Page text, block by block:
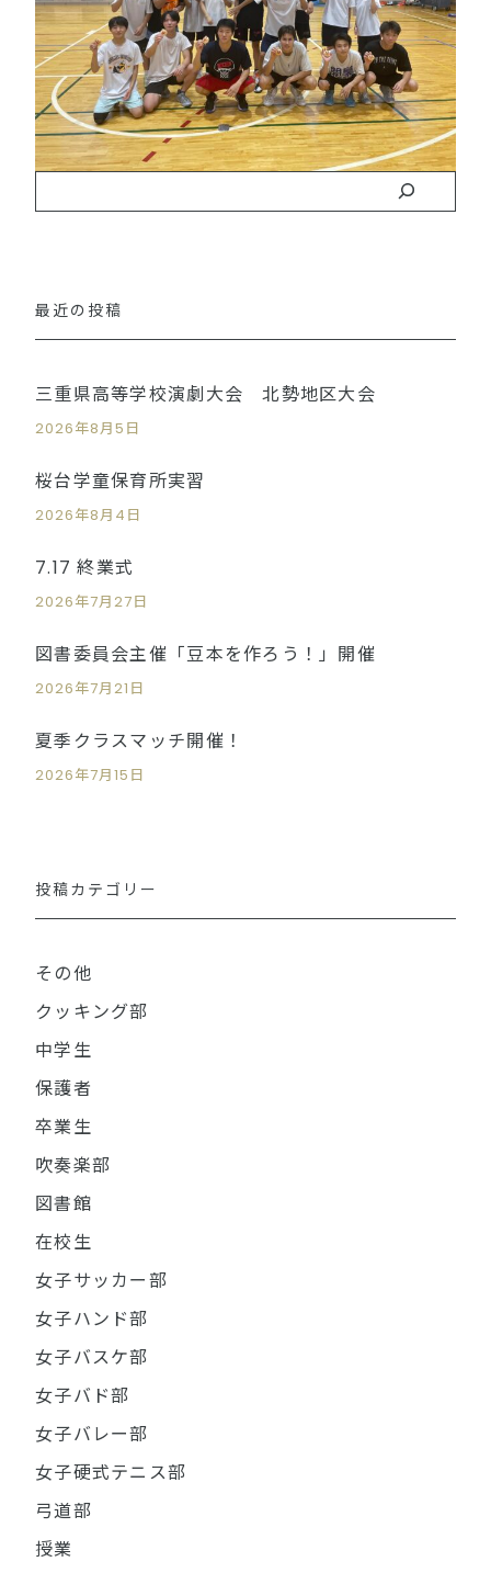
最近の投稿
三重県高等学校演劇大会 北勢地区大会
2026年8月5日
桜台学童保育所実習
2026年8月4日
7.17 終業式
2026年7月27日
図書委員会主催「豆本を作ろう！」開催
2026年7月21日
夏季クラスマッチ開催！
2026年7月15日
投稿カテゴリー
その他
クッキング部
中学生
保護者
卒業生
吹奏楽部
図書館
在校生
女子サッカー部
女子ハンド部
女子バスケ部
女子バド部
女子バレー部
女子硬式テニス部
弓道部
授業